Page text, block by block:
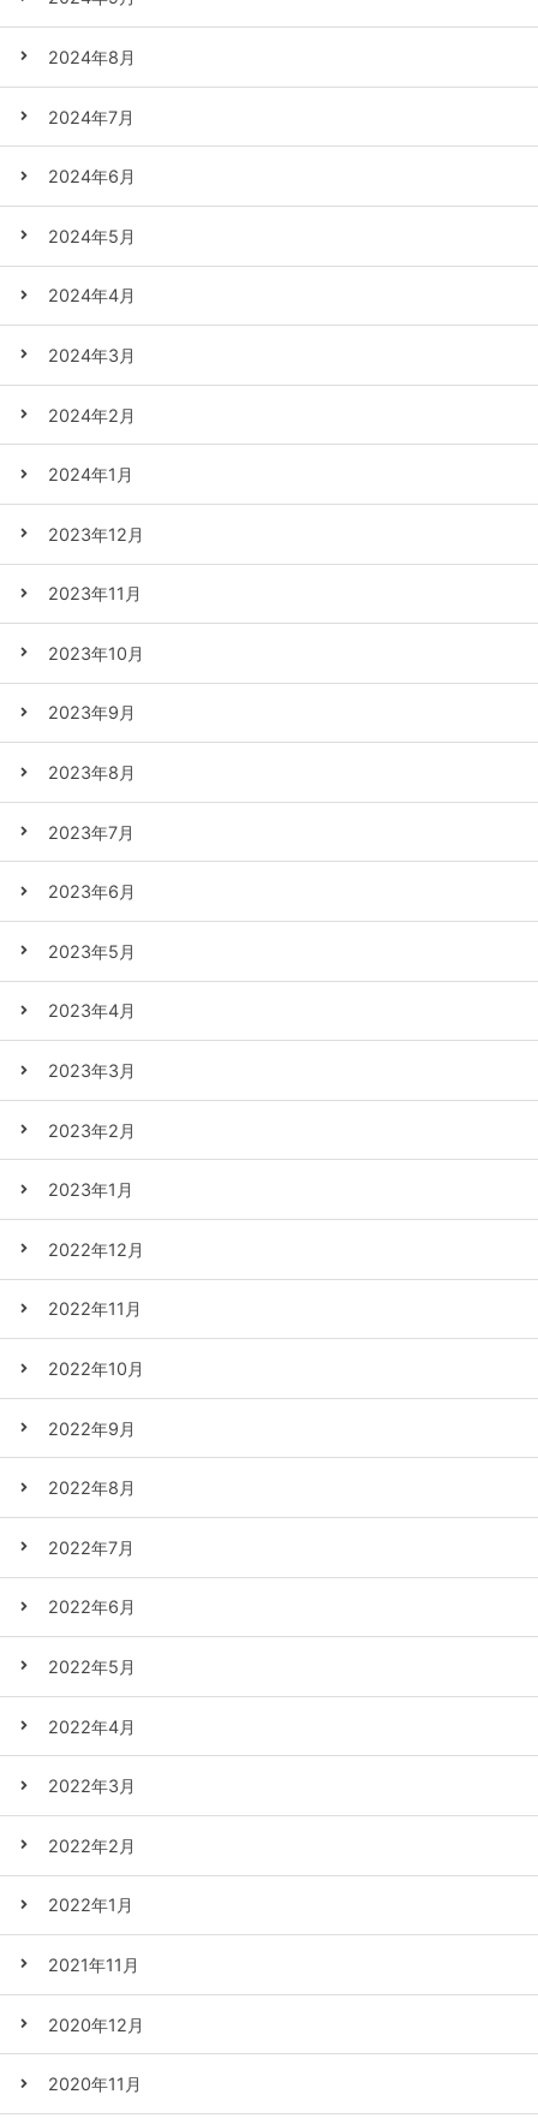
2024年8月
2024年7月
2024年6月
2024年5月
2024年4月
2024年3月
2024年2月
2024年1月
2023年12月
2023年11月
2023年10月
2023年9月
2023年8月
2023年7月
2023年6月
2023年5月
2023年4月
2023年3月
2023年2月
2023年1月
2022年12月
2022年11月
2022年10月
2022年9月
2022年8月
2022年7月
2022年6月
2022年5月
2022年4月
2022年3月
2022年2月
2022年1月
2021年11月
2020年12月
2020年11月